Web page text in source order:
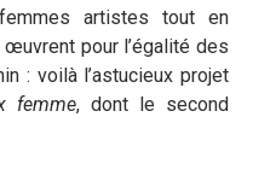
artistes tout en
pour l’égalité des
: voilà l’astucieux projet
femme, dont le second